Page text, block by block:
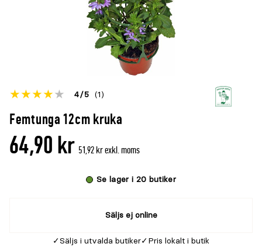
Femtunga 12cm kruka
Betyget
denna
produkt
4 5 (1)
Öppna
recensioner
64,90 kr 51,92 kr exkl. moms
Se lager i 20 butiker
Säljs ej online
Säljs i utvalda butiker
Pris lokalt i butik